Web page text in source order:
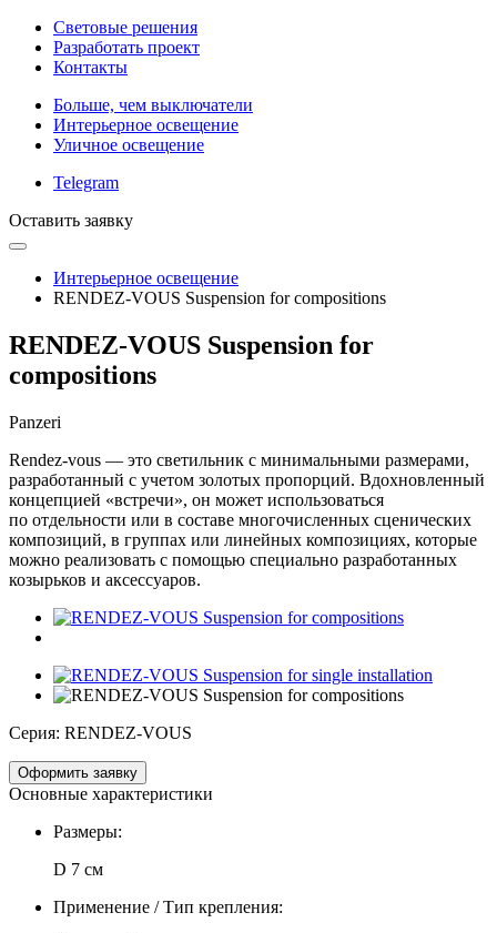
Световые решения
Разработать проект
Контакты
Больше, чем выключатели
Интерьерное освещение
Уличное освещение
Telegram
Оставить заявку
Интерьерное освещение
RENDEZ-VOUS Suspension for compositions
RENDEZ-VOUS Suspension for
compositions
Panzeri
Rendez-vous — это светильник с минимальными размерами,
разработанный с учетом золотых пропорций. Вдохновленный
концепцией «встречи», он может использоваться
по отдельности или в составе многочисленных сценических
композиций, в группах или линейных композициях, которые
можно реализовать с помощью специально разработанных
козырьков и аксессуаров.
Серия: RENDEZ-VOUS
Оформить заявку
Основные характеристики
Размеры:
D 7 см
Применение / Тип крепления: